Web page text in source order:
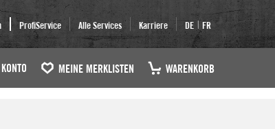
ProfiService Alle Services Karriere DE | FR
MEINE MERKLISTEN WARENKORB